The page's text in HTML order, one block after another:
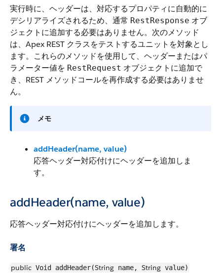
実行時に、ヘッダーは、対応するプロパティに自動的に
デシリアライズされるため、通常 RestResponse オブ
ジェクトに追加する必要はありません。次のメソッド
は、Apex REST クラスをテストするユニットを対象とし
ます。これらのメソッドを使用して、ヘッダーまたはパ
ラメーター値を RestRequest オブジェクトに追加で
き、REST メソッドコールを再作成する必要はありませ
ん。
メモ
addHeader(name, value)
応答ヘッダー対応付けにヘッダーを追加しま
す。
addHeader(name, value)
応答ヘッダー対応付けにヘッダーを追加します。
署名
public Void addHeader(String name, String value)